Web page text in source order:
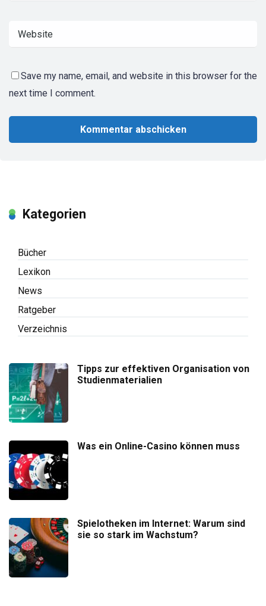
Save my name, email, and website in this browser for the
next time I comment.
Kategorien
Bücher
Lexikon
News
Ratgeber
Verzeichnis
Tipps zur effektiven Organisation von
Studienmaterialien
Was ein Online-Casino können muss
Spielotheken im Internet: Warum sind
sie so stark im Wachstum?